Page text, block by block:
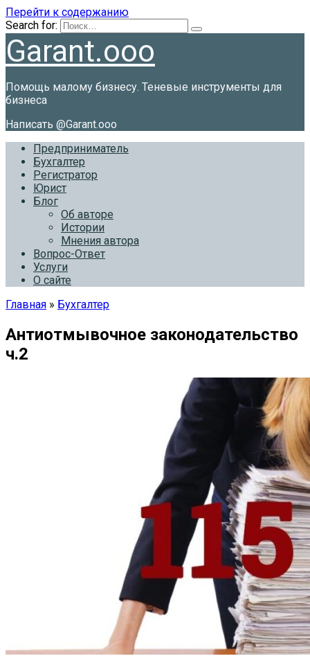
Перейти к содержанию
Search for:
Garant.ooo
Помощь малому бизнесу. Теневые инструменты для
бизнеса
Написать @Garant.ooo
Предприниматель
Бухгалтер
Регистратор
Юрист
Блог
Об авторе
Истории
Мнения автора
Вопрос-Ответ
Услуги
О сайте
Главная » Бухгалтер
Антиотмывочное законодательство
ч.2